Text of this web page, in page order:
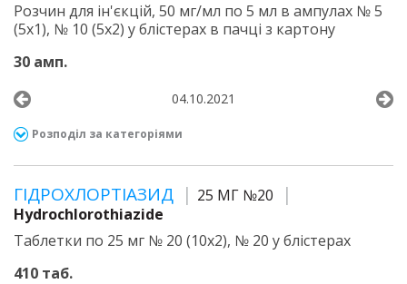
Розчин для ін'єкцій, 50 мг/мл по 5 мл в ампулах № 5
(5х1), № 10 (5х2) у блістерах в пачці з картону
30 амп.
04.10.2021
Розподіл за категоріями
ГІДРОХЛОРТІАЗИД
25 МГ №20
Hydrochlorothiazide
Таблетки по 25 мг № 20 (10х2), № 20 у блістерах
410 таб.